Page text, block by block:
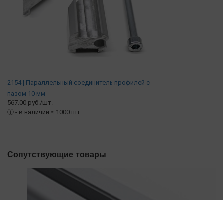
2154 | Параллельный соединитель профилей с
пазом 10 мм
567.00 руб./шт.
ⓘ - в наличии ≈ 1000 шт.
Сопутствующие товары